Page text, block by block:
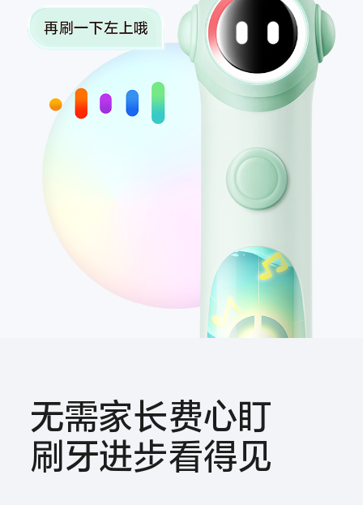
无需家长费心盯
刷牙进步看得见